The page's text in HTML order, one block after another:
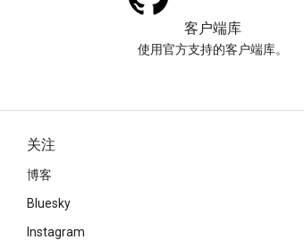
客户端库
使用官方支持的客户端库。
关注
博客
Bluesky
Instagram